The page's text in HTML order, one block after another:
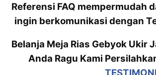
Referensi FAQ mempermudah
ingin berkomunikasi dengan
Belanja Meja Rias Gebyok Ukir
Anda Ragu Kami